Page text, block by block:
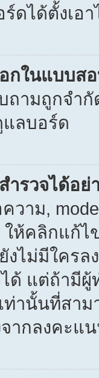
ดได้ตั้งเอา
กในแบบส
ามถูกจำ
ลบอร์ด
รวจได้อย่
าม,
ให้คลิกแก้
งไม่มีใคร
ด้ แต่ถ้ามีผู้
ท่านั้นที่สา
ากลงคะแ